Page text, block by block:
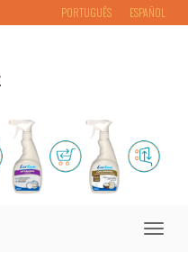
PORTUGUÊS ESPAÑOL
Toggle